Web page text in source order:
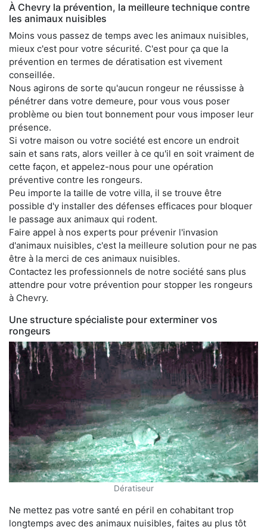
À Chevry la prévention, la meilleure technique contre
les animaux nuisibles
Moins vous passez de temps avec les animaux nuisibles,
mieux c'est pour votre sécurité. C'est pour ça que la
prévention en termes de dératisation est vivement
conseillée.
Nous agirons de sorte qu'aucun rongeur ne réussisse à
pénétrer dans votre demeure, pour vous vous poser
problème ou bien tout bonnement pour vous imposer leur
présence.
Si votre maison ou votre société est encore un endroit
sain et sans rats, alors veiller à ce qu'il en soit vraiment de
cette façon, et appelez-nous pour une opération
préventive contre les rongeurs.
Peu importe la taille de votre villa, il se trouve être
possible d'y installer des défenses efficaces pour bloquer
le passage aux animaux qui rodent.
Faire appel à nos experts pour prévenir l'invasion
d'animaux nuisibles, c'est la meilleure solution pour ne pas
être à la merci de ces animaux nuisibles.
Contactez les professionnels de notre société sans plus
attendre pour votre prévention pour stopper les rongeurs
à Chevry.
Une structure spécialiste pour exterminer vos
rongeurs
Dératiseur
Ne mettez pas votre santé en péril en cohabitant trop
longtemps avec des animaux nuisibles, faites au plus tôt